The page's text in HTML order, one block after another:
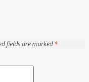
fields are marked*